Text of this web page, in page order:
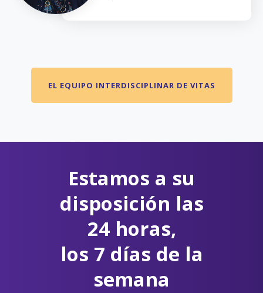
EL EQUIPO INTERDISCIPLINAR DE VITAS
Estamos a su
disposición las
24 horas,
los 7 días de la
semana